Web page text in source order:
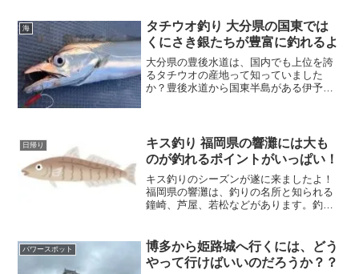
海
タチウオ釣り 大分県の国東では
くにさき銀たちが豊富に釣れるよ
大分県の豊後水道は、国内でも上位を誇
るタチウオの産地って知っていました
か？豊後水道から国東半島がある伊予湾
ントで釣りファンのあこがれの的です。
日帰り
キス釣り 福岡県の響灘には大も
のが釣れるポイントがいっぱい！
キス釣りのシーズンが遂に来ましたよ！
福岡県の響灘は、釣りの名所と知られる
鐘崎、芦屋、若松などがあります。釣り
てキス（鱚）について掘り下げていきま
すね！響灘のキスは大ものが釣れます。
パワースポット
博多から姫路城へ行くには、どう
やって行けばいいのだろうか？？